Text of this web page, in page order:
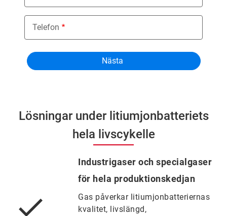
Lösningar under litiumjonbatteriets
hela livscykelle
Industrigaser och specialgaser
för hela produktionskedjan
Gas påverkar litiumjonbatteriernas
kvalitet, livslängd,
Telefon